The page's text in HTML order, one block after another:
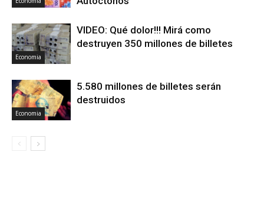
Economia
VIDEO: Qué dolor!!! Mirá como
destruyen 350 millones de billetes
Economia
5.580 millones de billetes serán
destruidos